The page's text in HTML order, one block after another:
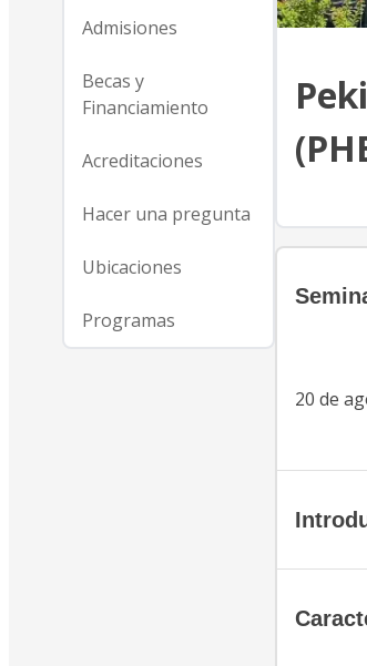
Admisiones
Becas y
Financiamiento
Acreditaciones
Hacer una pregunta
Ubicaciones
Programas
20 de